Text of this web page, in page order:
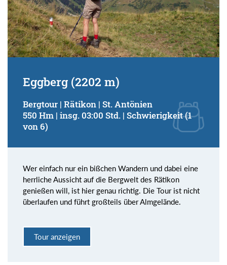
Eggberg (2202 m)
Bergtour | Rätikon | St. Antönien
550 Hm | insg. 03:00 Std. | Schwierigkeit (1
von 6)
Wer einfach nur ein bißchen Wandern und dabei eine
herrliche Aussicht auf die Bergwelt des Rätikon
genießen will, ist hier genau richtig. Die Tour ist nicht
überlaufen und führt großteils über Almgelände.
Tour anzeigen